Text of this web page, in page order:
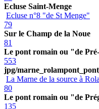
Ecluse Saint-Menge
Ecluse n°8 "de St Menge"
79
Sur le Champ de la Noue
81
Le pont romain ou "de
553
jpg/
La Marne de la source à
80
Le pont romain ou "de
135